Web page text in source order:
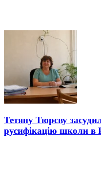
Тетяну Тюрєву
русифікацію школи в